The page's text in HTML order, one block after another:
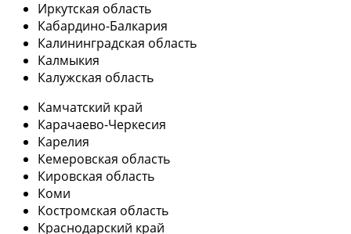
Иркутская область
Кабардино-Балкария
Калининградская область
Калмыкия
Калужская область
Камчатский край
Карачаево-Черкесия
Карелия
Кемеровская область
Кировская область
Коми
Костромская область
Краснодарский край